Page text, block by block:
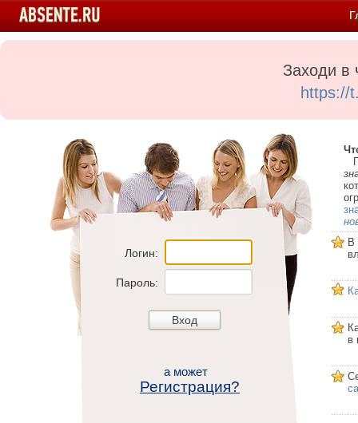
Заходи в
https://
Логин:
Пароль:
а может
Регистрация?
В
в